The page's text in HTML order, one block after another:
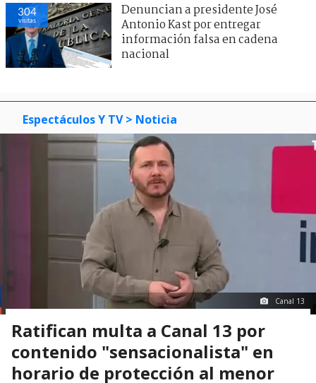
304
visitas
Denuncian a presidente José
Antonio Kast por entregar
información falsa en cadena
nacional
Espectáculos Y TV > Noticia
Canal 13
Ratifican multa a Canal 13 por
contenido "sensacionalista" en
horario de protección al menor